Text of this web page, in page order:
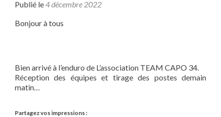
Publié le4 décembre 2022
Bonjour à tous
Bien arrivé à l’enduro de L’association TEAM CAPO 34.
Réception des équipes et tirage des postes demain
matin…
Partagez vos impressions :